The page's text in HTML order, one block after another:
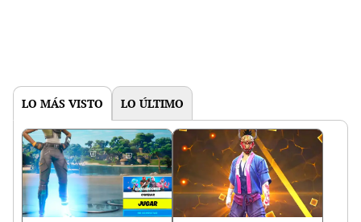
LO MÁS VISTO LO ÚLTIMO